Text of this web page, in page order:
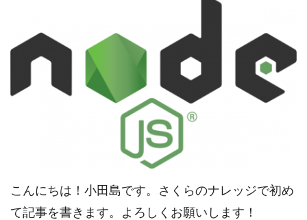
こんにちは！小田島です。さくらのナレッジで初め
て記事を書きます。よろしくお願いします！